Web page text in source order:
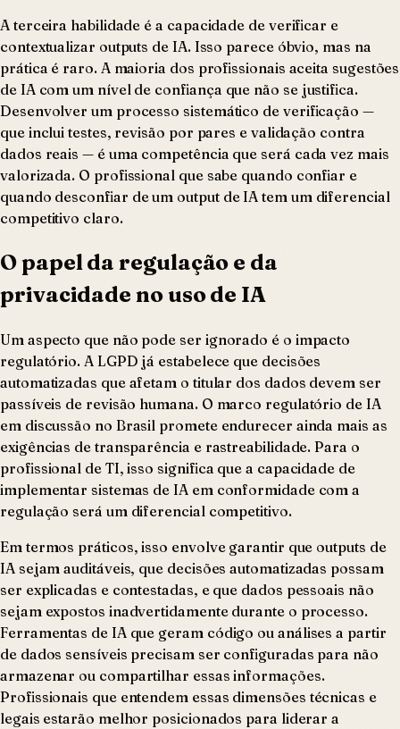
A terceira habilidade é a capacidade de verificar e
contextualizar outputs de IA. Isso parece óbvio, mas na
prática é raro. A maioria dos profissionais aceita sugestões
de IA com um nível de confiança que não se justifica.
Desenvolver um processo sistemático de verificação —
que inclui testes, revisão por pares e validação contra
dados reais — é uma competência que será cada vez mais
valorizada. O profissional que sabe quando confiar e
quando desconfiar de um output de IA tem um diferencial
competitivo claro.
O papel da regulação e da
privacidade no uso de IA
Um aspecto que não pode ser ignorado é o impacto
regulatório. A LGPD já estabelece que decisões
automatizadas que afetam o titular dos dados devem ser
passíveis de revisão humana. O marco regulatório de IA
em discussão no Brasil promete endurecer ainda mais as
exigências de transparência e rastreabilidade. Para o
profissional de TI, isso significa que a capacidade de
implementar sistemas de IA em conformidade com a
regulação será um diferencial competitivo.
Em termos práticos, isso envolve garantir que outputs de
IA sejam auditáveis, que decisões automatizadas possam
ser explicadas e contestadas, e que dados pessoais não
sejam expostos inadvertidamente durante o processo.
Ferramentas de IA que geram código ou análises a partir
de dados sensíveis precisam ser configuradas para não
armazenar ou compartilhar essas informações.
Profissionais que entendem essas dimensões técnicas e
legais estarão melhor posicionados para liderar a